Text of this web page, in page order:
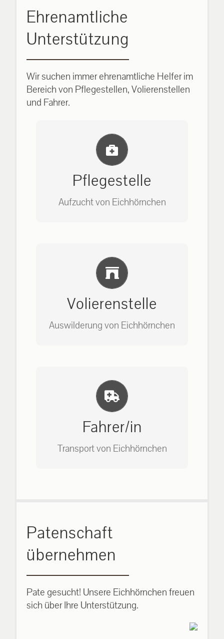
Ehrenamtliche
Unterstützung
Wir suchen immer ehrenamtliche Helfer im
Bereich von Pflegestellen, Volierenstellen
und Fahrer.
Pflegestelle
Aufzucht von Eichhörnchen
Einlernung und Infos
auf: 0162-7909946
Volierenstelle
Auswilderung von Eichhörnchen
Einlernung und Infos
Bitte unter unserem Büro anrufen
auf: 0162-7909946
Fahrer/in
Transport von Eichhörnchen
Einlernung und Infos
auf: 0162-7909946
Patenschaft
übernehmen
Pate gesucht! Unsere Eichhörnchen freuen
sich über Ihre Unterstützung.